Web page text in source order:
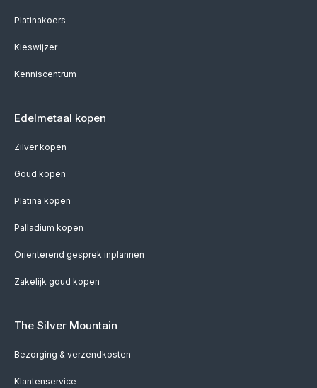
Platinakoers
Kieswijzer
Kenniscentrum
Edelmetaal kopen
Zilver kopen
Goud kopen
Platina kopen
Palladium kopen
Oriënterend gesprek inplannen
Zakelijk goud kopen
The Silver Mountain
Bezorging & verzendkosten
Klantenservice